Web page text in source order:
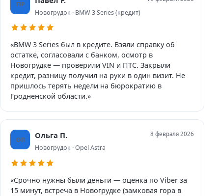
ПР
Новогрудок · BMW 3 Series (кредит)
«BMW 3 Series был в кредите. Взяли справку об
остатке, согласовали с банком, осмотр в
Новогрудке — проверили VIN и ПТС. Закрыли
кредит, разницу получил на руки в один визит. Не
пришлось терять недели на бюрократию в
Гродненской области.»
ОП Ольга П.
Новогрудок · Opel Astra
8 февраля 2026
«Срочно нужны были деньги — оценка по Viber за
15 минут, встреча в Новогрудке (замковая гора в